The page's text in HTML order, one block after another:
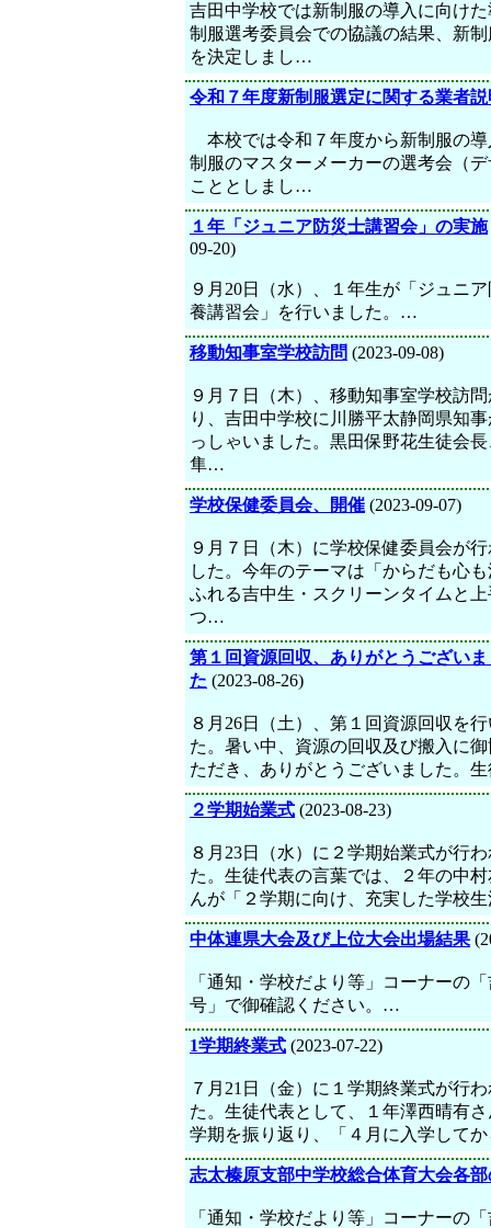
吉田中学校では新制服の導入に向け
制服選考委員会での協議の結果、新
を決定しまし…
令和７年度新制服選定に関する業者
本校では令和７年度から新制服の
制服のマスターメーカーの選考会（
こととしまし…
１年「ジュニア防災士講習会」の実施
09-20)
９月20日（水）、１年生が「ジュニ
養講習会」を行いました。…
移動知事室学校訪問 (2023-09-08)
９月７日（木）、移動知事室学校訪
り、吉田中学校に川勝平太静岡県知
っしゃいました。黒田保野花生徒会
隼…
学校保健委員会、開催 (2023-09-07)
９月７日（木）に学校保健委員会が
した。今年のテーマは「からだも心
ふれる吉中生・スクリーンタイムと
つ…
第１回資源回収、ありがとうございま
た (2023-08-26)
８月26日（土）、第１回資源回収を
た。暑い中、資源の回収及び搬入に
ただき、ありがとうございました。
２学期始業式 (2023-08-23)
８月23日（水）に２学期始業式が行
た。生徒代表の言葉では、２年の中
んが「２学期に向け、充実した学校
中体連県大会及び上位大会出場結果
「通知・学校だより等」コーナーの
号」で御確認ください。…
1学期終業式 (2023-07-22)
７月21日（金）に１学期終業式が行
た。生徒代表として、１年澤西晴有
学期を振り返り、「４月に入学して
志太榛原支部中学校総合体育大会各
「通知・学校だより等」コーナーの